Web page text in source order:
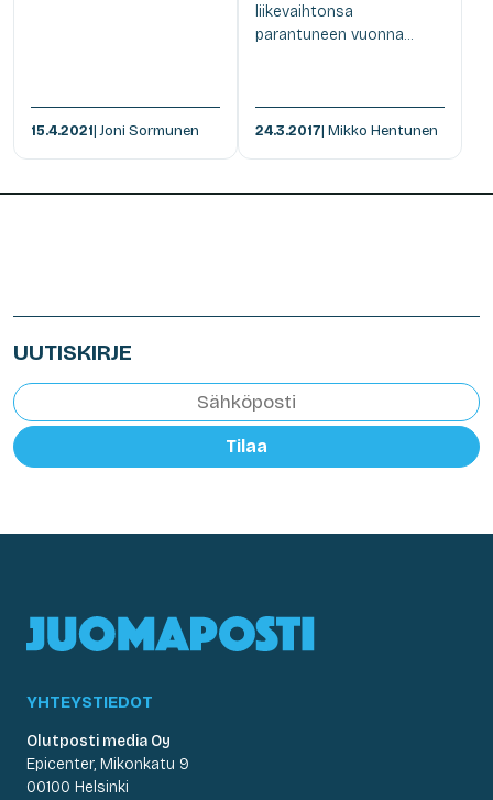
15.4.2021| Joni Sormunen
liikevaihtonsa
parantuneen vuonna...
24.3.2017| Mikko Hentunen
UUTISKIRJE
Tilaa
YHTEYSTIEDOT
Olutposti media Oy
Epicenter, Mikonkatu 9
00100 Helsinki